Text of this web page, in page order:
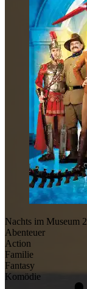
Nachts im Museum 2
Abenteuer
Action
Familie
Fantasy
Komödie